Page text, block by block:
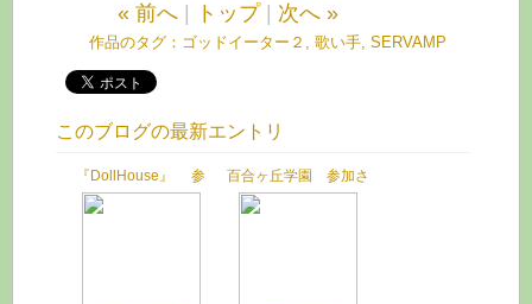
« 前へ トップ 次へ »
作品のタグ： ゴッドイーター２ ,歌い手,SERVAMP
このブログの最新エントリ
『DollHouse』 参
加させていただきまし
百合ヶ丘学園 参加さ
せていただきました